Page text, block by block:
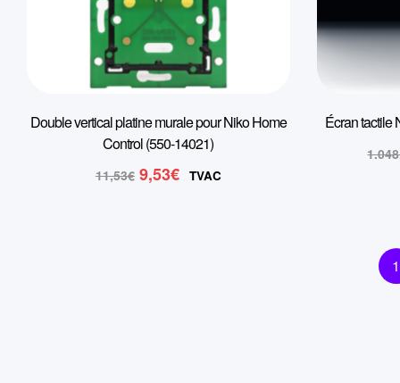
Double vertical platine murale pour Niko Home
Control (550-14021)
11,53€ Le
9,53€ Le
TVAC
Écran tactile
1